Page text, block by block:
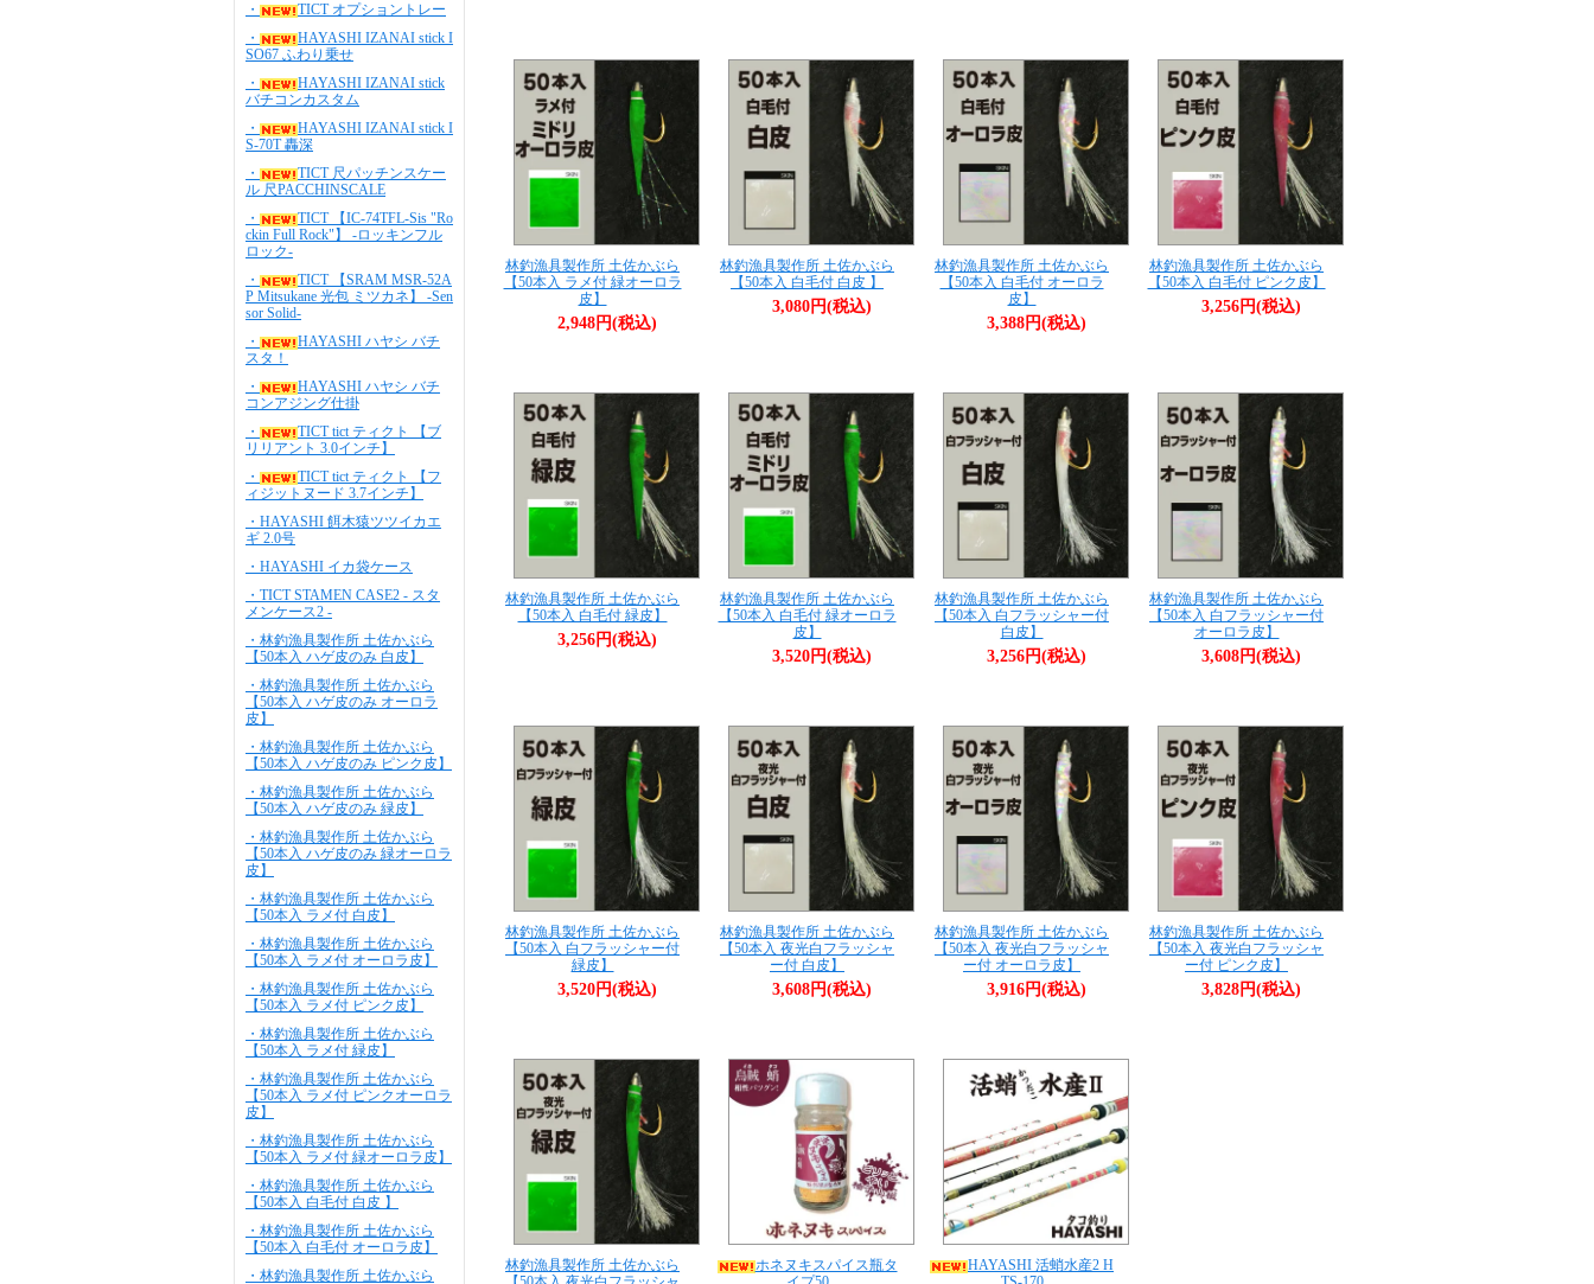
・
TICT オプショントレー
・
HAYASHI IZANAI stick I
SO67 ふわり乗せ
・
HAYASHI IZANAI stick
バチコンカスタム
・
HAYASHI IZANAI stick I
S-70T 轟深
・
TICT 尺パッチンスケー
ル 尺PACCHINSCALE
・
TICT 【IC-74TFL-Sis "Ro
ckin Full Rock"】 -ロッキンフル
ロック-
・
TICT 【SRAM MSR-52A
P Mitsukane 光包 ミツカネ】 -Sen
sor Solid-
・
HAYASHI ハヤシ バチ
スタ！
・
HAYASHI ハヤシ バチ
コンアジング仕掛
・
TICT tict ティクト 【ブ
リリアント 3.0インチ】
・
TICT tict ティクト 【フ
ィジットヌード 3.7インチ】
・HAYASHI 餌木猿ツツイカエ
ギ 2.0号
・HAYASHI イカ袋ケース
・TICT STAMEN CASE2 - スタ
メンケース2 -
・林釣漁具製作所 土佐かぶら
【50本入 ハゲ皮のみ 白皮】
・林釣漁具製作所 土佐かぶら
【50本入 ハゲ皮のみ オーロラ
皮】
・林釣漁具製作所 土佐かぶら
【50本入 ハゲ皮のみ ピンク皮】
・林釣漁具製作所 土佐かぶら
【50本入 ハゲ皮のみ 緑皮】
・林釣漁具製作所 土佐かぶら
【50本入 ハゲ皮のみ 緑オーロラ
皮】
・林釣漁具製作所 土佐かぶら
【50本入 ラメ付 白皮】
・林釣漁具製作所 土佐かぶら
【50本入 ラメ付 オーロラ皮】
・林釣漁具製作所 土佐かぶら
【50本入 ラメ付 ピンク皮】
・林釣漁具製作所 土佐かぶら
【50本入 ラメ付 緑皮】
・林釣漁具製作所 土佐かぶら
【50本入 ラメ付 ピンクオーロラ
皮】
・林釣漁具製作所 土佐かぶら
【50本入 ラメ付 緑オーロラ皮】
・林釣漁具製作所 土佐かぶら
【50本入 白毛付 白皮 】
・林釣漁具製作所 土佐かぶら
【50本入 白毛付 オーロラ皮】
・林釣漁具製作所 土佐かぶら
林釣漁具製作所 土佐かぶら
【50本入 ラメ付 緑オーロラ
皮】
2,948円(税込)
林釣漁具製作所 土佐かぶら
【50本入 白毛付 白皮 】
3,080円(税込)
林釣漁具製作所 土佐かぶら
【50本入 白毛付 オーロラ
皮】
3,388円(税込)
林釣漁具製作所 土佐かぶら
【50本入 白毛付 ピンク皮】
3,256円(税込)
林釣漁具製作所 土佐かぶら
【50本入 白毛付 緑皮】
3,256円(税込)
林釣漁具製作所 土佐かぶら
【50本入 白毛付 緑オーロラ
皮】
3,520円(税込)
林釣漁具製作所 土佐かぶら
【50本入 白フラッシャー付
白皮】
3,256円(税込)
林釣漁具製作所 土佐かぶら
【50本入 白フラッシャー付
オーロラ皮】
3,608円(税込)
林釣漁具製作所 土佐かぶら
【50本入 白フラッシャー付
緑皮】
3,520円(税込)
林釣漁具製作所 土佐かぶら
【50本入 夜光白フラッシャ
ー付 白皮】
3,608円(税込)
林釣漁具製作所 土佐かぶら
【50本入 夜光白フラッシャ
ー付 オーロラ皮】
3,916円(税込)
林釣漁具製作所 土佐かぶら
【50本入 夜光白フラッシャ
ー付 ピンク皮】
3,828円(税込)
林釣漁具製作所 土佐かぶら
ホネヌキスパイス瓶タ
HAYASHI 活蛸水産2 H